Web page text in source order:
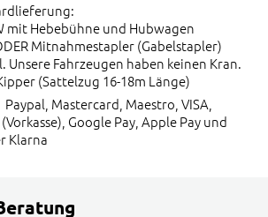
mit Hebebühne und Hubwagen
Mitnahmestapler (Gabelstapler)
Unsere Fahrzeugen haben keinen Kran.
(Sattelzug 16-18m Länge)
Paypal, Mastercard, Maestro, VISA,
Google Pay, Apple Pay und
Klarna